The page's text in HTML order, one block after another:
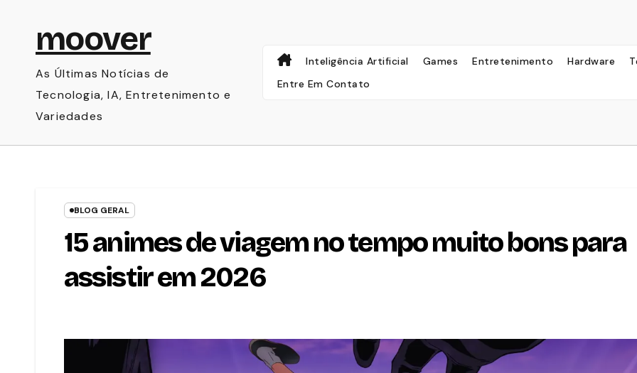
contentmoover
As Últimas Notícias de
Tecnologia, IA, Entretenimento e
Variedades
Inteligência Artificial Games Entretenimento Hardware
Entre Em Contato
BLOG GERAL
15 animes de viagem no tempo muito bons para
assistir em 2026